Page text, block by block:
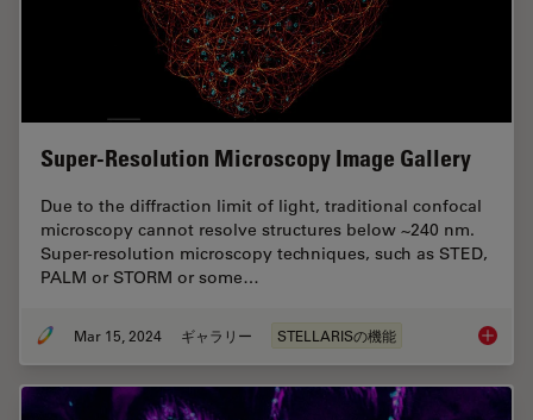
Super-Resolution Microscopy Image Gallery
Due to the diffraction limit of light, traditional confocal
microscopy cannot resolve structures below ~240 nm.
Super-resolution microscopy techniques, such as STED,
PALM or STORM or some…
Mar 15, 2024 ギャラリー STELLARISの機能 Super-